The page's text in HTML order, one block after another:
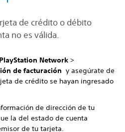
de crédito o débito
no es válida.
PlayStation Network >
de facturación y asegúrate de
de crédito se hayan ingresado
de dirección de tu
la del estado de cuenta
de tu tarjeta.